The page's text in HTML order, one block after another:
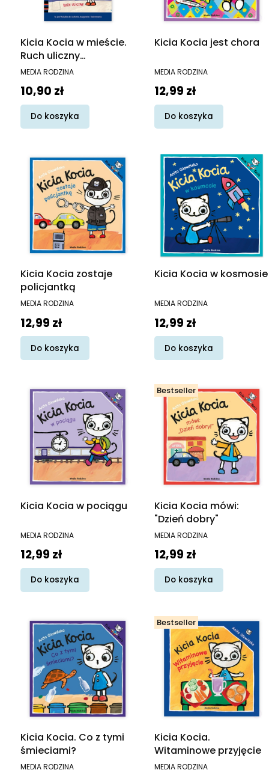
Kicia Kocia w mieście.
Ruch uliczny
(kolorowanka)
PRODUCENT
MEDIA RODZINA
Cena
10,90 zł
Do koszyka
Kicia Kocia jest chora
PRODUCENT
MEDIA RODZINA
Cena
12,99 zł
Do koszyka
Kicia Kocia zostaje
policjantką
PRODUCENT
MEDIA RODZINA
Cena
12,99 zł
Do koszyka
Kicia Kocia w kosmosie
PRODUCENT
MEDIA RODZINA
Cena
12,99 zł
Do koszyka
Kicia Kocia w pociągu
PRODUCENT
MEDIA RODZINA
Cena
12,99 zł
Do koszyka
Bestseller
Kicia Kocia mówi:
"Dzień dobry"
PRODUCENT
MEDIA RODZINA
Cena
12,99 zł
Do koszyka
Kicia Kocia. Co z tymi
śmieciami?
PRODUCENT
MEDIA RODZINA
Bestseller
Kicia Kocia.
Witaminowe przyjęcie
PRODUCENT
MEDIA RODZINA